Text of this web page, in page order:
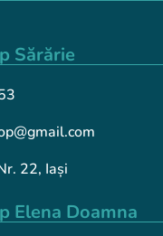
Sărărie
22, Iași
Elena Doamna